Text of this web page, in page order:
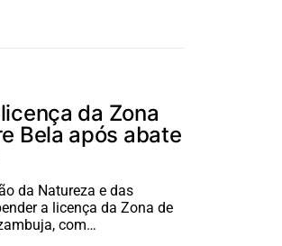
da Zona
Bela após abate
da Natureza e das
a licença da Zona de
com…